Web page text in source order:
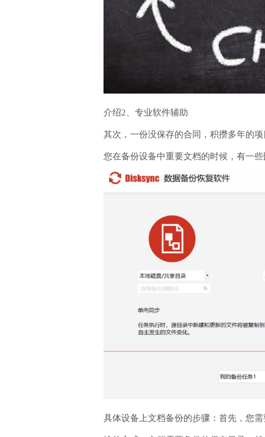
介绍2、专业软件辅助
其次，一份没保存的合同，积攒多年的
您在备份设备中重要文档的时候，有一
具体设备上文档备份的步骤：首先，您